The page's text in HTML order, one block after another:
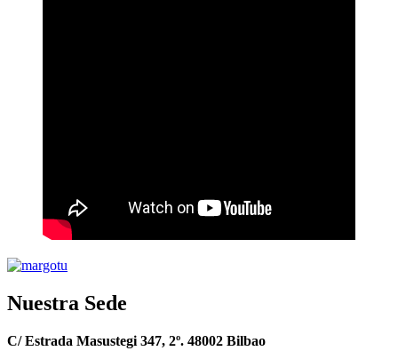
Nuestra Sede
C/ Estrada Masustegi 347, 2º. 48002 Bilbao